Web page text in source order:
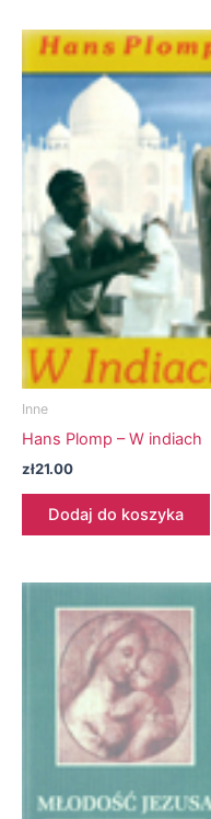
Inne
Hans Plomp – W indiach
zł21.00
Dodaj do koszyka